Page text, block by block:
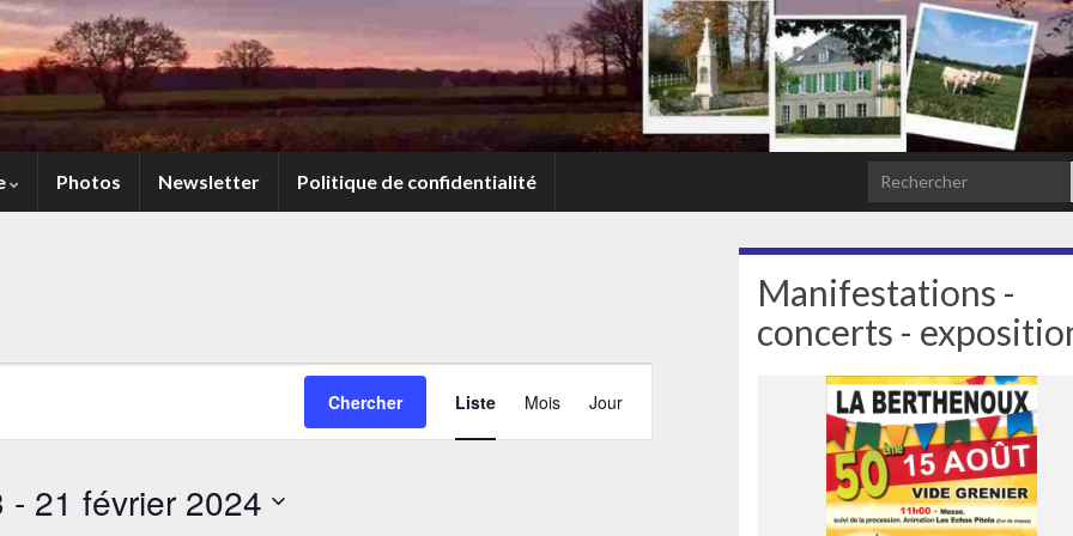
Photos Newsletter Politique de confidentialité Search for:
Chercher
de
vues
Liste Mois Jour
- 21 février 2024
Manifestations -
concerts -